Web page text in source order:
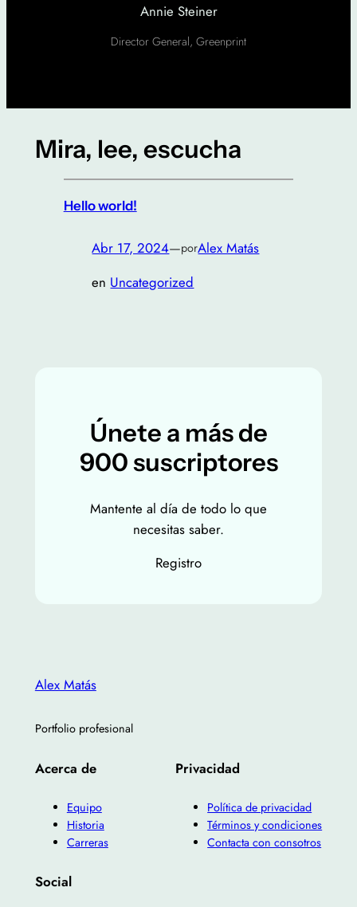
Annie Steiner
Director General, Greenprint
Mira, lee, escucha
Hello world!
Abr 17, 2024—porAlex Matás
en Uncategorized
Únete a más de
900 suscriptores
Mantente al día de todo lo que
necesitas saber.
Registro
Alex Matás
Portfolio profesional
Acerca de
Equipo
Historia
Carreras
Privacidad
Política de privacidad
Términos y condiciones
Contacta con consotros
Social